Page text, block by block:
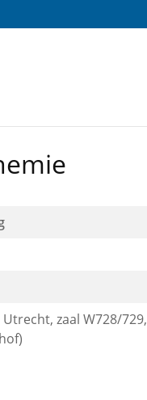
zaal W728/729,